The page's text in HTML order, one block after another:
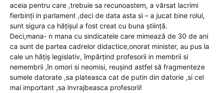
aceia pentru care ,trebuie sa recunoastem, a vărsat lacrimi
fierbinți in parlament ,deci de data asta si – a jucat bine rolul,
sunt sigura ca hățișul a fost creat cu buna știință.
Deci,mana- n mana cu sindicatele care mimează de 30 de ani
ca sunt de partea cadrelor didactice,onorat minister, au pus la
cale un hățiș legislativ, împărțind profesorii in membrii si
nemembrii ,în omori si neomisi, reușind astfel să fragmenteze
sumele datorate ,sa plateasca cat de putin din datorie ,si cel
mai important ,sa invrajbeasca profesorii!